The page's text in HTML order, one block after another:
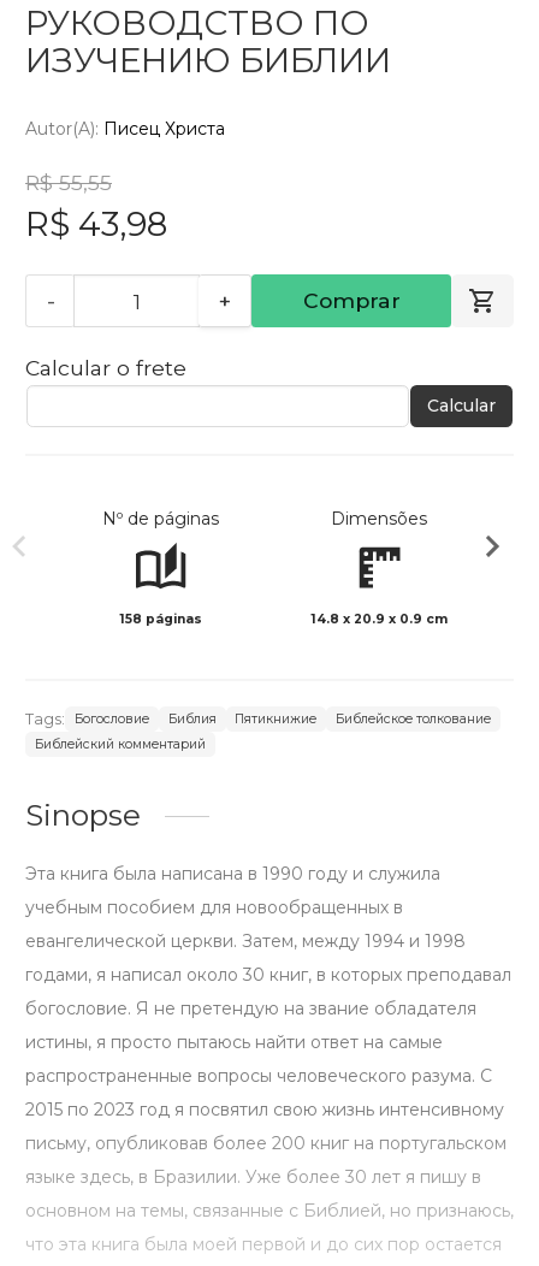
РУКОВОДСТВО ПО
ИЗУЧЕНИЮ БИБЛИИ
Autor(a): Писец Христа
R$ 55,55
R$ 43,98
- + Comprar
Calcular o frete
Calcular
Nº de páginas
158 páginas
Dimensões
14.8 x 20.9 x 0.9 cm
Tags: Богословие Библия Пятикнижие
Библейское толкование
Библейский комментарий
Sinopse
Эта книга была написана в 1990 году и служила
учебным пособием для новообращенных в
евангелической церкви. Затем, между 1994 и 1998
годами, я написал около 30 книг, в которых преподавал
богословие. Я не претендую на звание обладателя
истины, я просто пытаюсь найти ответ на самые
распространенные вопросы человеческого разума. С
2015 по 2023 год я посвятил свою жизнь интенсивному
письму, опубликовав более 200 книг на португальском
языке здесь, в Бразилии. Уже более 30 лет я пишу в
основном на темы, связанные с Библией, но признаюсь,
что эта книга была моей первой и до сих пор остается